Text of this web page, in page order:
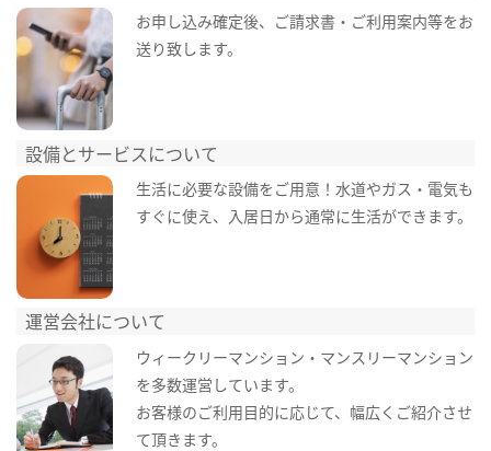
お申し込み確定後、ご請求書・ご利用案内等をお
送り致します。
設備とサービスについて
生活に必要な設備をご用意！水道やガス・電気も
すぐに使え、入居日から通常に生活ができます。
運営会社について
ウィークリーマンション・マンスリーマンション
を多数運営しています。
お客様のご利用目的に応じて、幅広くご紹介させ
て頂きます。